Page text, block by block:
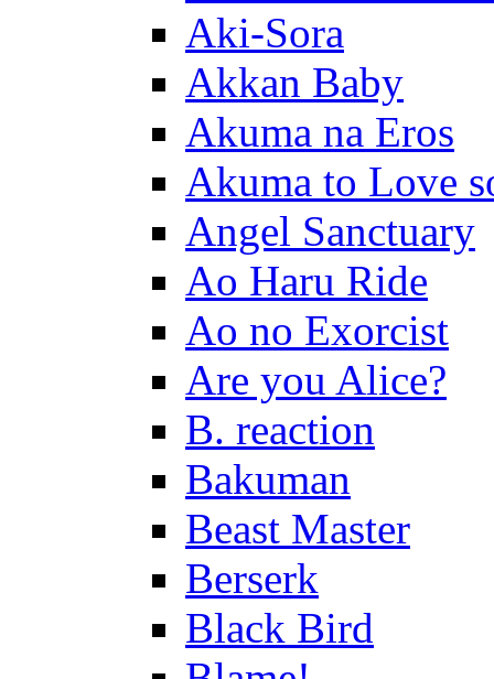
Aki-Sora
Akkan Baby
Akuma na Eros
Akuma to Love
Angel Sanctuary
Ao Haru Ride
Ao no Exorcist
Are you Alice?
B. reaction
Bakuman
Beast Master
Berserk
Black Bird